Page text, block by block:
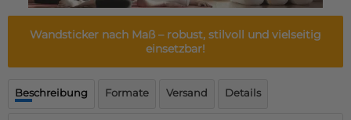
Fußmatte
Über uns
Lieferzeiten
Impressum
Wandsticker nach Maß – robust, stilvoll und vielseitig
einsetzbar!
Beschreibung Formate Versand Details